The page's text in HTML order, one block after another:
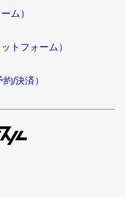
ム）
トフォーム）
/決済）